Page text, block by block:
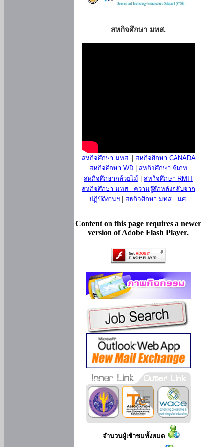
สหกิจศึกษา มทส.
สหกิจศึกษา มทส.
สหกิจศึกษา CANADA
สหกิจศึกษา WD
สหกิจศึกษา ซีเกท
สหกิจศึกษากล้วยไม้
สหกิจศึกษา RMIT
สหกิจศึกษา มทส : ความรู้สึกหลังกลับจาก
ปฏิบัติงานฯ| สหกิจศึกษา มทส : นศ.
Content on this page requires a newer
version of Adobe Flash Player.
จำนวนผู้เข้าชมทั้งหมด :